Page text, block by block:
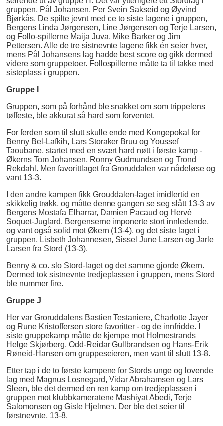
gruppen, Pål Johansen, Per Svein Sakseid og Øyvind
Bjørkås. De spilte jevnt med de to siste lagene i gruppen,
Bergens Linda Jørgensen, Line Jørgensen og Terje Larsen,
og Follo-spillerne Maija Juva, Mike Barker og Jim
Pettersen. Alle de tre sistnevnte lagene fikk én seier hver,
mens Pål Johansens lag hadde best score og gikk dermed
videre som gruppetoer. Follospillerne måtte ta til takke med
sisteplass i gruppen.
Gruppe I
Gruppen, som på forhånd ble snakket om som trippelens
tøffeste, ble akkurat så hard som forventet.
For ferden som til slutt skulle ende med Kongepokal for
Benny Bel-Lafkih, Lars Storaker Bruu og Youssef
Taoubane, startet med en svært hard nøtt i første kamp -
Økerns Tom Johansen, Ronny Gudmundsen og Trond
Rekdahl. Men favorittlaget fra Groruddalen var nådeløse og
vant 13-3.
I den andre kampen fikk Grouddalen-laget imidlertid en
skikkelig trøkk, og måtte denne gangen se seg slått 13-3 av
Bergens Mostafa Elharrar, Damien Pacaud og Hervè
Soquet-Juglard. Bergenserne imponerte stort innledende,
og vant også solid mot Økern (13-4), og det siste laget i
gruppen, Lisbeth Johannesen, Sissel June Larsen og Jarle
Larsen fra Stord (13-3).
Benny & co. slo Stord-laget og det samme gjorde Økern.
Dermed tok sistnevnte tredjeplassen i gruppen, mens Stord
ble nummer fire.
Gruppe J
Her var Groruddalens Bastien Testaniere, Charlotte Jayer
og Rune Kristoffersen store favoritter - og de innfridde. I
siste gruppekamp måtte de kjempe mot Holmestrands
Helge Skjørberg, Odd-Reidar Gullbrandsen og Hans-Erik
Røneid-Hansen om gruppeseieren, men vant til slutt 13-8.
Etter tap i de to første kampene for Stords unge og lovende
lag med Magnus Losnegard, Vidar Abrahamsen og Lars
Sleen, ble det dermed en ren kamp om tredjeplassen i
gruppen mot klubbkameratene Mashiyat Abedi, Terje
Salomonsen og Gisle Hjelmen. Der ble det seier til
førstnevnte, 13-8.